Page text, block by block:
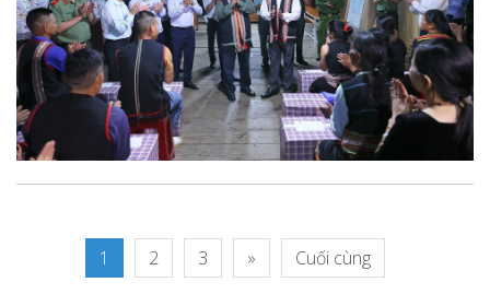
1 2 3 » Cuối cùng